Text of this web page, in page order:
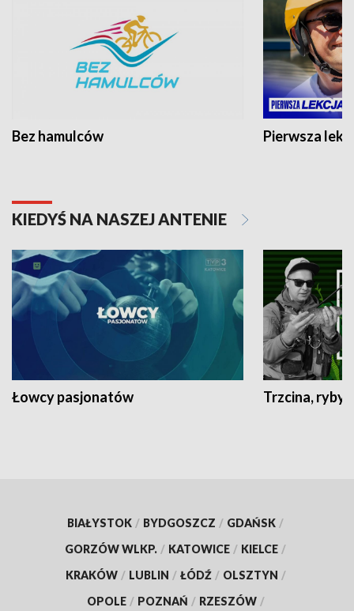
Bez hamulców Pierwsza
KIEDYŚ NA NASZEJ ANTENIE
Łowcy pasjonatów Trzcina, ryby
BIAŁYSTOK / BYDGOSZCZ / GDAŃSK /
GORZÓW WLKP. / KATOWICE / KIELCE /
KRAKÓW / LUBLIN / ŁÓDŹ / OLSZTYN /
OPOLE / POZNAŃ / RZESZÓW /